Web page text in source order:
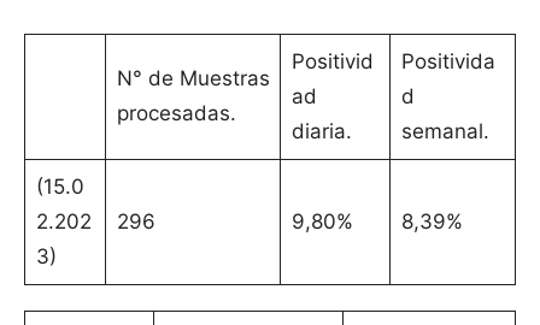
N° de Muestras
procesadas.
Positivid
ad
diaria.
Positivida
d
semanal.
(15.0
2.202
3)
296 9,80% 8,39%